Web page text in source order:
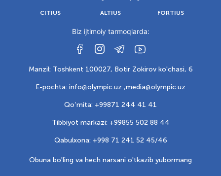
CITIUS ALTIUS FORTIUS
Biz ijtimoiy tarmoqlarda:
Manzil: Toshkent 100027, Botir Zokirov ko'chasi, 6
E-pochta: info@olympic.uz ,media@olympic.uz
Qo‘mita: +99871 244 41 41
Tibbiyot markazi: +99855 502 88 44
Qabulxona: +998 71 241 52 45/46
Obuna bo'ling va hech narsani o'tkazib yubormang